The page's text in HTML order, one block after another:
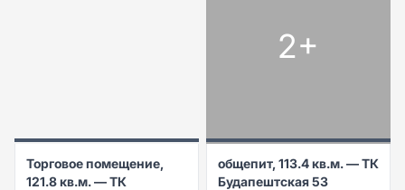
Торговое помещение,
121.8 кв.м. — ТК
2+
общепит, 113.4 кв.м. — ТК
Будапештская 53